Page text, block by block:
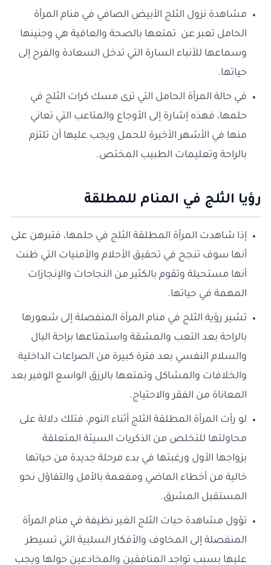
مشاهدة نزول الثلج الأبيض الصافي في منام المرأة
الحامل تعبر عن تمتعها بالصحة والعافية هي وجنينها
وسماعها للأنباء السارة التي تدخل السعادة والفرح إلى
حياتها.
في حالة المرأة الحامل التي ترى مسك كرات الثلج في
حلمها، فهذه إشارة إلى الأوجاع والمتاعب التي تعاني
منها في الأشهر الأخيرة للحمل ويجب عليها أن تلتزم
بالراحة وتعليمات الطبيب المختص.
رؤيا الثلج في المنام للمطلقة
إذا شاهدت المرأة المطلقة الثلج في حلمها، فتبرهن على
أنها سوف تنجح في تحقيق الأحلام والأمنيات التي ظنت
أنها مستحيلة وتقوم بالكثير من النجاحات والإنجازات
المهمة في حياتها.
تشير رؤية الثلج في منام المرأة المنفصلة إلى شعورها
بالراحة بعد التعب والمشقة واستمتاعها براحة البال
والسلام النفسي بعد فترة كبيرة من الصراعات الداخلية
والخلافات والمشاكل وتمتعها بالرزق الواسع الوفير بعد
المعاناة من الفقر والاحتياج.
لو رأت المرأة المطلقة الثلج أثناء النوم، فتلك دلالة على
محاولتها للتخلص من الذكريات السيئة المتعلقة
بزواجها الأول ورغبتها في بدء مرحلة جديدة من حياتها
خالية من أخطاء الماضي ومفعمة بالأمل والتفاؤل نحو
المستقبل المشرق.
تؤول مشاهدة حبات الثلج الغير نظيفة في منام المرأة
المنفصلة إلى المخاوف والأفكار السلبية التي تسيطر
عليها بسبب تواجد المنافقين والمخادعين حولها ويجب